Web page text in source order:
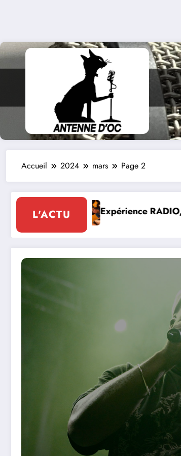
Accueil 2024 mars Page 2
L'ACTU
RADIO, Thibault et Lou-Anne